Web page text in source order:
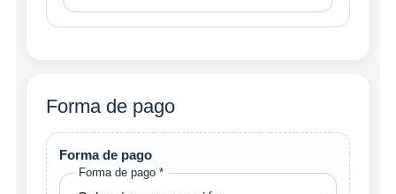
Forma de pago
Forma de pago
Forma de pago *